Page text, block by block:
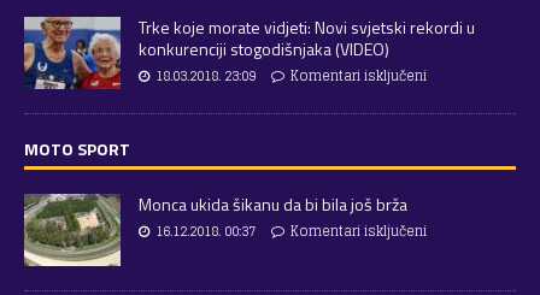
Trke koje morate vidjeti: Novi svjetski rekordi u
konkurenciji stogodišnjaka (VIDEO)
18.03.2018. 23:09 Komentari isključeni
MOTO SPORT
Monca ukida šikanu da bi bila još brža
16.12.2018. 00:37 Komentari isključeni